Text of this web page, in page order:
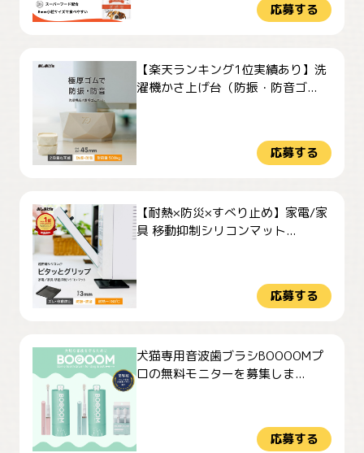
応募する
【楽天ランキング1位実績あり】洗
濯機かさ上げ台（防振・防音ゴ...
応募する
【耐熱×防災×すべり止め】家電/家
具 移動抑制シリコンマット...
応募する
犬猫専用音波歯ブラシBOOOOMプ
ロの無料モニターを募集しま...
応募する